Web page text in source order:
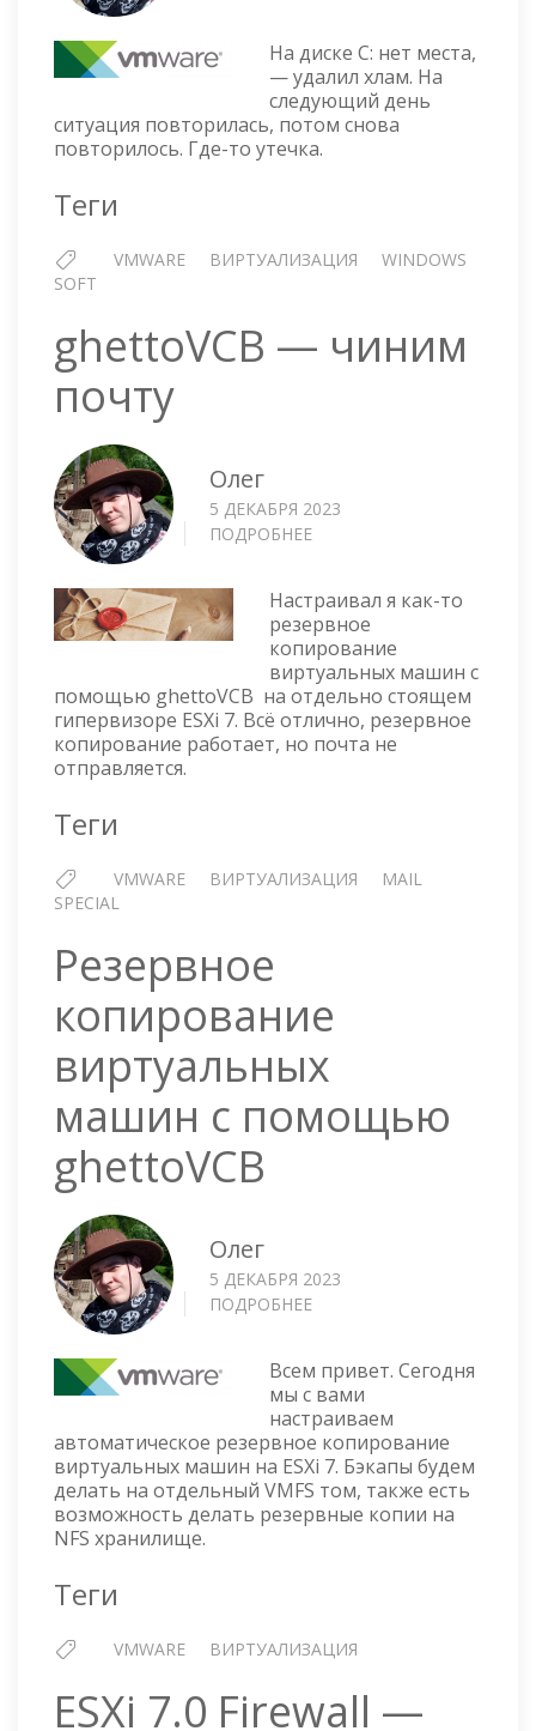
CONVERTER
STANDALONE
ЗАБИЛ
ДИСК
На диске C: нет места,
— удалил хлам. На
следующий день
ситуация повторилась, потом снова
повторилось. Где-то утечка.
Теги
VMWARE ВИРТУАЛИЗАЦИЯ
WINDOWS
SOFT
ghettoVCB — чиним
почту
Олег
5 ДЕКАБРЯ 2023
ПОДРОБНЕЕ
ЧИНИМ
ПОЧТУ
Настраивал я как-то
резервное
копирование
виртуальных машин с
помощью ghettoVCB на отдельно стоящем
гипервизоре ESXi 7. Всё отлично, резервное
копирование работает, но почта не
отправляется.
Теги
VMWARE ВИРТУАЛИЗАЦИЯ
MAIL
SPECIAL
Резервное
копирование
виртуальных
машин с помощью
ghettoVCB
Олег
5 ДЕКАБРЯ 2023
ПОДРОБНЕЕ
ВИРТУАЛЬНЫХ
МАШИН
С
ПОМОЩЬЮ
GHETTOVCB
Всем привет. Сегодня
мы с вами
настраиваем
автоматическое резервное копирование
виртуальных машин на ESXi 7. Бэкапы будем
делать на отдельный VMFS том, также есть
возможность делать резервные копии на
NFS хранилище.
Теги
VMWARE ВИРТУАЛИЗАЦИЯ
ESXi 7.0 Firewall —